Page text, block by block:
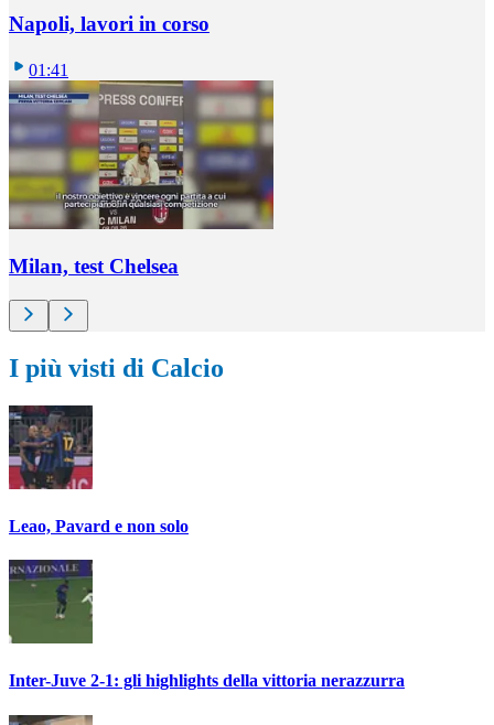
Napoli, lavori in corso
01:41
Milan, test Chelsea
I più visti di Calcio
Leao, Pavard e non solo
Inter-Juve 2-1: gli highlights della vittoria nerazzurra